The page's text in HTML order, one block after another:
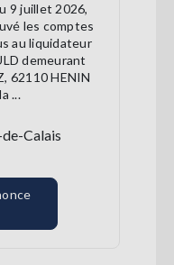
9 juillet 2026,
les comptes
au liquidateur
demeurant
62110 HENIN
...
Calais